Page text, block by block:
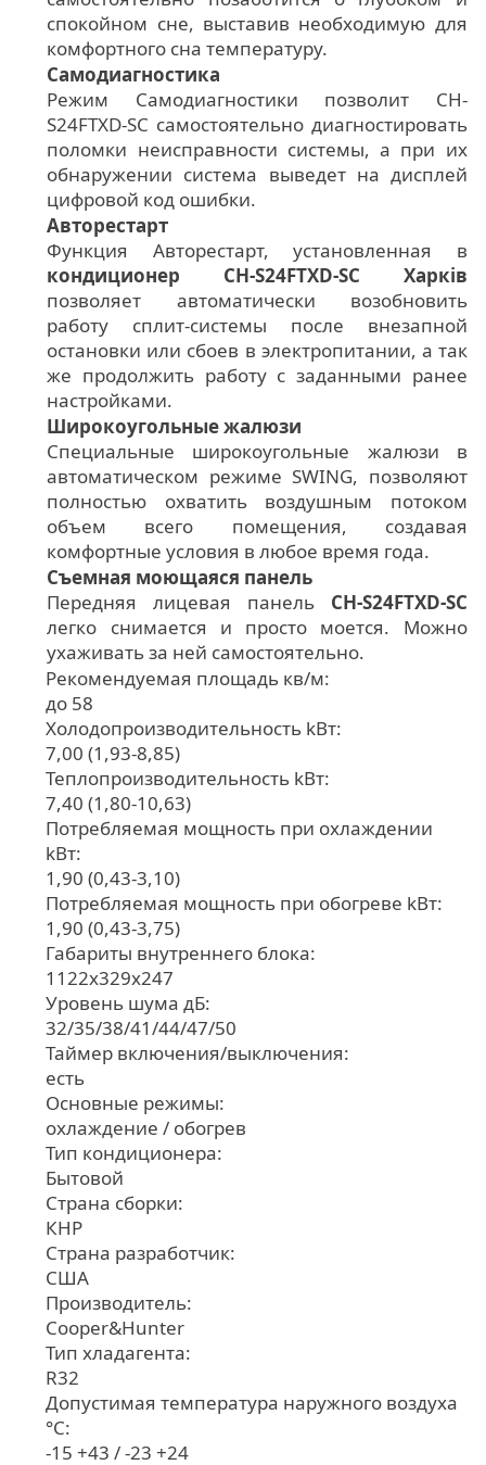
спокойном сне, выставив необходимую для
комфортного сна температуру.
Самодиагностика
Режим Самодиагностики позволит CH-
S24FTXD-SC самостоятельно диагностировать
поломки неисправности системы, а при их
обнаружении система выведет на дисплей
цифровой код ошибки.
Авторестарт
Функция Авторестарт, установленная в
кондиционер CH-S24FTXD-SC Харків
позволяет автоматически возобновить
работу сплит-системы после внезапной
остановки или сбоев в электропитании, а так
же продолжить работу с заданными ранее
настройками.
Широкоугольные жалюзи
Специальные широкоугольные жалюзи в
автоматическом режиме SWING, позволяют
полностью охватить воздушным потоком
объем всего помещения, создавая
комфортные условия в любое время года.
Съемная моющаяся панель
Передняя лицевая панель CH-S24FTXD-SC
легко снимается и просто моется. Можно
ухаживать за ней самостоятельно.
Рекомендуемая площадь кв/м:
до 58
Холодопроизводительность kВт:
7,00 (1,93-8,85)
Теплопроизводительность kВт:
7,40 (1,80-10,63)
Потребляемая мощность при охлаждении
kВт:
1,90 (0,43-3,10)
Потребляемая мощность при обогреве kВт:
1,90 (0,43-3,75)
Габариты внутреннего блока:
1122х329х247
Уровень шума дБ:
32/35/38/41/44/47/50
Таймер включения/выключения:
есть
Основные режимы:
охлаждение / обогрев
Тип кондиционера:
Бытовой
Страна сборки:
КНР
Страна разработчик:
США
Производитель:
Cooper&Hunter
Тип хладагента:
R32
Допустимая температура наружного воздуха
°С:
-15 +43 / -23 +24